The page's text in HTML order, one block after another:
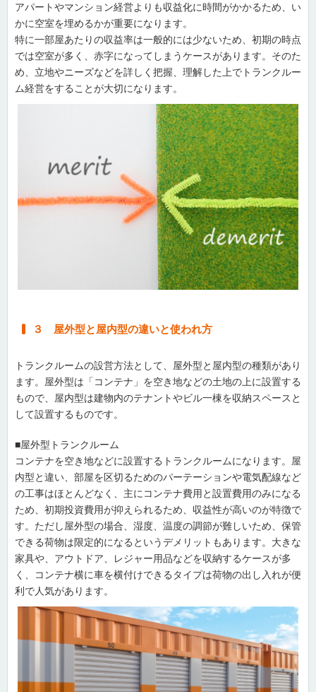
アパートやマンション経営よりも収益化に時間がかかるため、い
かに空室を埋めるかが重要になります。
特に一部屋あたりの収益率は一般的には少ないため、初期の時点
では空室が多く、赤字になってしまうケースがあります。そのた
め、立地やニーズなどを詳しく把握、理解した上でトランクルー
ム経営をすることが大切になります。
３ 屋外型と屋内型の違いと使われ方
トランクルームの設営方法として、屋外型と屋内型の種類があり
ます。屋外型は「コンテナ」を空き地などの土地の上に設置する
もので、屋内型は建物内のテナントやビル一棟を収納スペースと
して設置するものです。
■屋外型トランクルーム
コンテナを空き地などに設置するトランクルームになります。屋
内型と違い、部屋を区切るためのパーテーションや電気配線など
の工事はほとんどなく、主にコンテナ費用と設置費用のみになる
ため、初期投資費用が抑えられるため、収益性が高いのが特徴で
す。ただし屋外型の場合、湿度、温度の調節が難しいため、保管
できる荷物は限定的になるというデメリットもあります。大きな
家具や、アウトドア、レジャー用品などを収納するケースが多
く、コンテナ横に車を横付けできるタイプは荷物の出し入れが便
利で人気があります。